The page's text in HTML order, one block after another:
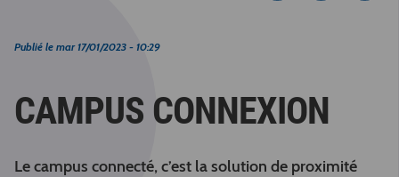
Publié le mar 17/01/2023 - 10:29
CAMPUS CONNEXION
Le campus connecté, c’est la solution de proximité